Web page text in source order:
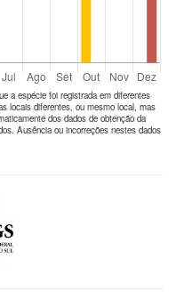
a espécie foi registrada em diferentes
locais diferentes, ou mesmo local, mas
dos dados de obtenção da
Ausência ou incorreções nestes dados